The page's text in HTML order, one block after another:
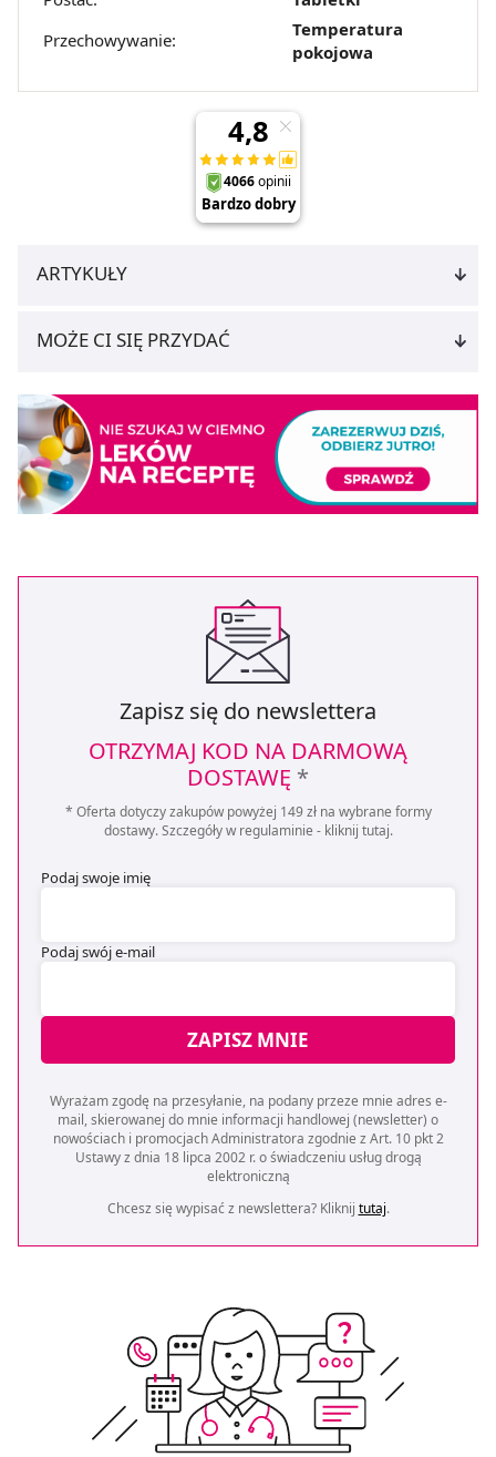
Przechowywanie:
Temperatura
pokojowa
ARTYKUŁY
MOŻE CI SIĘ PRZYDAĆ
Zapisz się do newslettera
OTRZYMAJ KOD NA DARMOWĄ
DOSTAWĘ *
* Oferta dotyczy zakupów powyżej 149 zł na wybrane formy
dostawy. Szczegóły w regulaminie - kliknij tutaj.
Podaj swoje imię
Podaj swój e-mail
ZAPISZ MNIE
Wyrażam zgodę na przesyłanie, na podany przeze mnie adres e-
mail, skierowanej do mnie informacji handlowej (newsletter) o
nowościach i promocjach Administratora zgodnie z Art. 10 pkt 2
Ustawy z dnia 18 lipca 2002 r. o świadczeniu usług drogą
elektroniczną
Chcesz się wypisać z newslettera? Kliknij tutaj.